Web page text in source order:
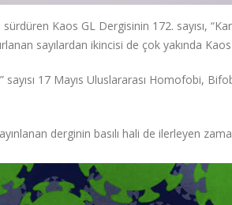
sürdüren Kaos GL Dergisinin 172. sayısı,
sayılardan ikincisi de çok yakında
sayısı 17 Mayıs Uluslararası Homofobi,
derginin basılı hali de ilerleyen